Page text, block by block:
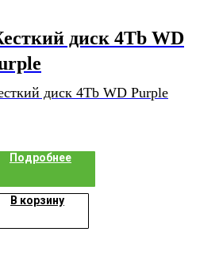
диск 4Tb WD
диск 4Tb WD Purple
Подробнее
В корзину